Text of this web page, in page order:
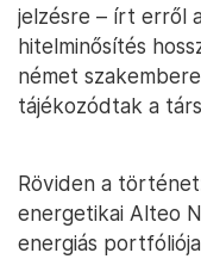
jelzésre – írt erről
hitelminősítés
német
tájékozódtak a
Röviden a
energetikai Alteo
energiás